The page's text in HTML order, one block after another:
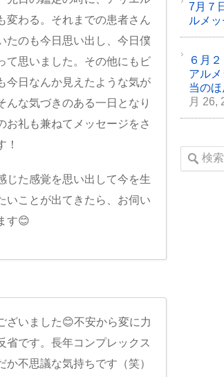
変わる。それまでの患者さん
たのも今日思い出し、今日僕
て思いました。その他にもビ
今日なんか見えたような気が
んな気づきのある一日となり
お礼も兼ねてメッセージをさ
！
じた感覚を思い出して今を生
いことが出てきたら、お伺い
す😊
いました😊不安から変に力
省です。長年コンプレックス
不思議な気持ちです（笑）
7月７
ルメ
６月
アル
当のほ
月 26,